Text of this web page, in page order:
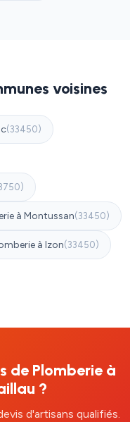
voisines
(33450)
à Montussan(33450)
à Izon(33450)
de Plomberie à
?
d'artisans qualifiés.